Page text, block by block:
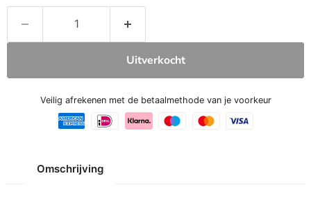
Uitverkocht
Veilig afrekenen met de betaalmethode van je voorkeur
Omschrijving